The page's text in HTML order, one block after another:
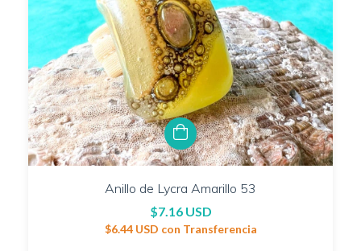
Anillo de Lycra Amarillo 53
$7.16 USD
$6.44 USD con Transferencia